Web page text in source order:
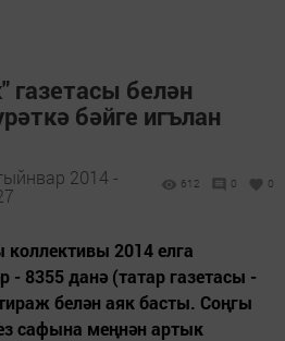
газетасы белән
бәйге игълан
2014 -
612 0 0
коллективы 2014 елга
- 8355 данә (татар газетасы -
белән аяк басты. Соңгы
сафына меңнән артык